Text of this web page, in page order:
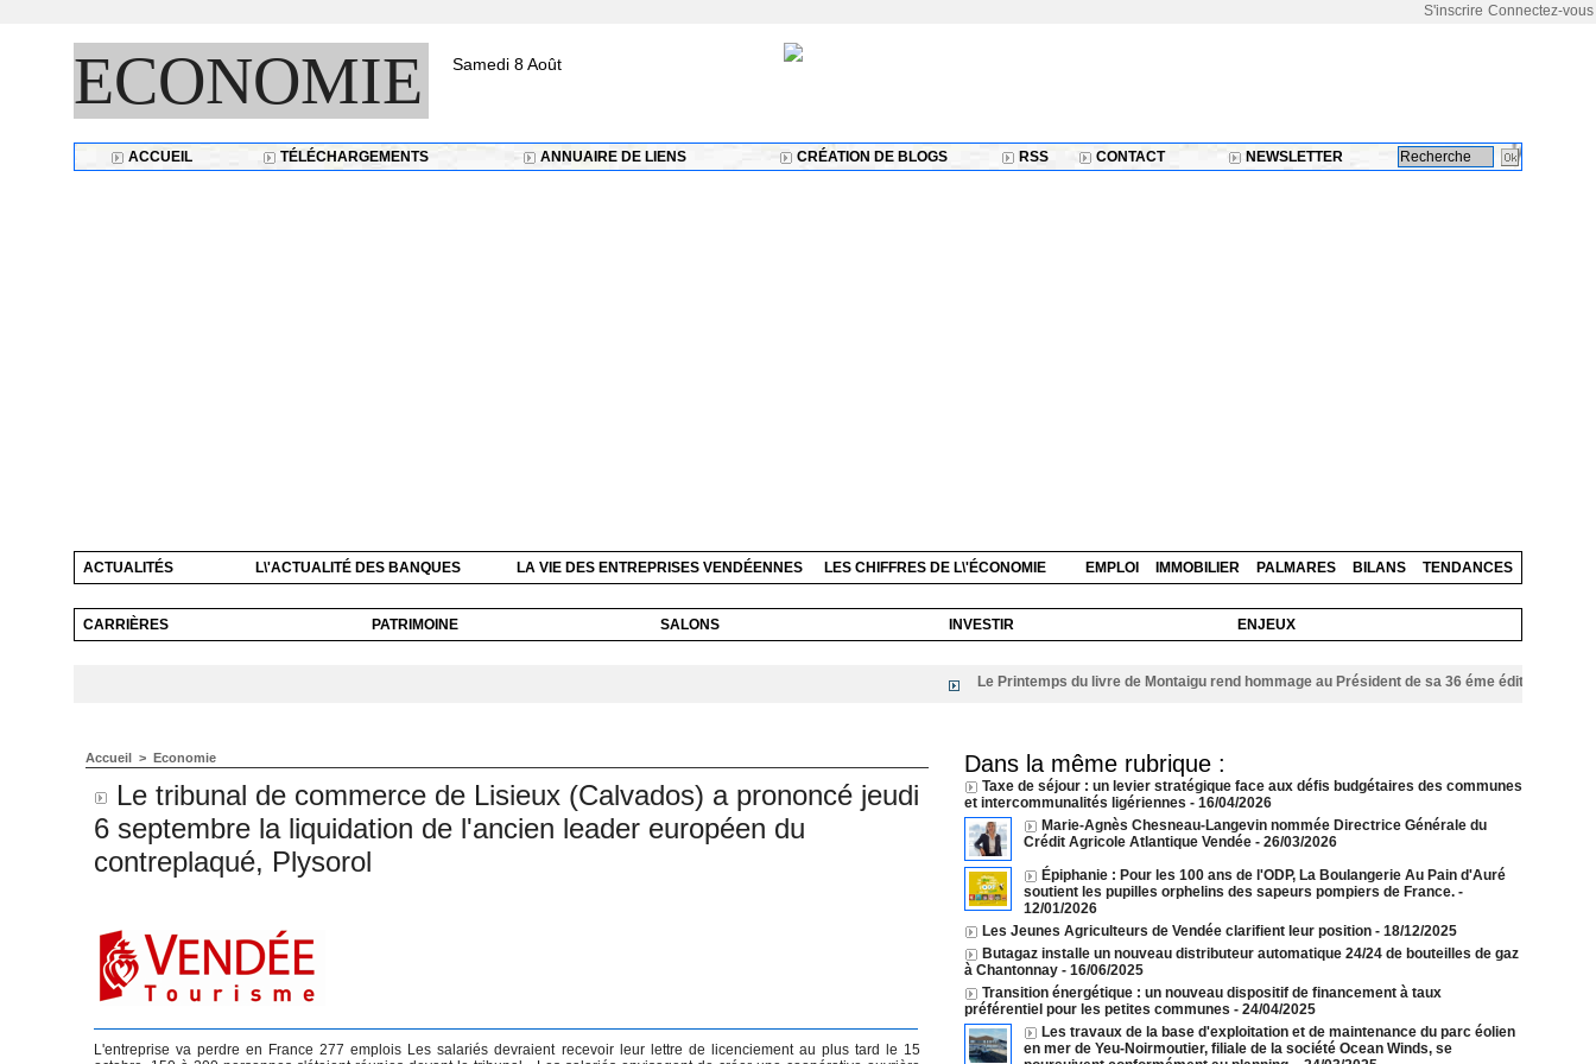
Connectez-vous
S'inscrire
ECONOMIE Samedi 8 Août
ACCUEIL TÉLÉCHARGEMENTS ANNUAIRE DE LIENS CRÉATION DE BLOGS RSS CONTACT NEWSLETTER
ACTUALITÉS L\'ACTUALITÉ DES BANQUES LA VIE DES ENTREPRISES VENDÉENNES LES CHIFFRES DE L\'ÉCONOMIE EMPLOI IMMOBILIER PALMARES BILANS TENDANCES
CARRIÈRES PATRIMOINE SALONS INVESTIR ENJEUX
Le Printemps du livre de Montaigu rend hommage au Président de sa 36 éme édition
Accueil > Economie
Le tribunal de commerce de Lisieux (Calvados) a prononcé jeudi
6 septembre la liquidation de l'ancien leader européen du
contreplaqué, Plysorol
L'entreprise va perdre en France 277 emplois Les salariés devraient recevoir leur lettre de licenciement au plus tard le 15
Dans la même rubrique :
Taxe de séjour : un levier stratégique face aux défis budgétaires des communes
et intercommunalités ligériennes - 16/04/2026
Marie-Agnès Chesneau-Langevin nommée Directrice Générale du
Crédit Agricole Atlantique Vendée - 26/03/2026
Épiphanie : Pour les 100 ans de l'ODP, La Boulangerie Au Pain d'Auré
soutient les pupilles orphelins des sapeurs pompiers de France. -
12/01/2026
Les Jeunes Agriculteurs de Vendée clarifient leur position - 18/12/2025
Butagaz installe un nouveau distributeur automatique 24/24 de bouteilles de gaz
à Chantonnay - 16/06/2025
Transition énergétique : un nouveau dispositif de financement à taux
préférentiel pour les petites communes - 24/04/2025
Les travaux de la base d'exploitation et de maintenance du parc éolien
en mer de Yeu-Noirmoutier, filiale de la société Ocean Winds, se